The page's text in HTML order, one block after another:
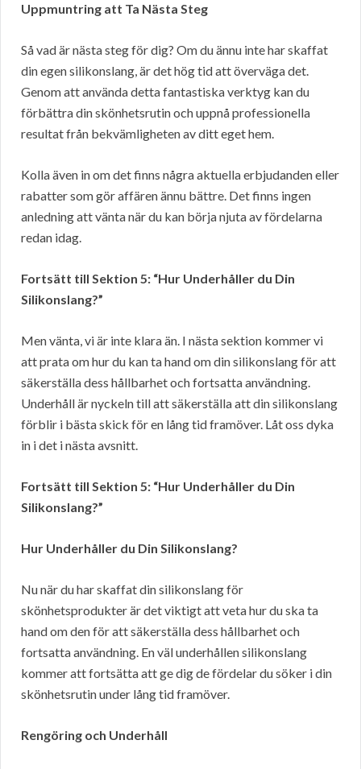
Uppmuntring att Ta Nästa Steg
Så vad är nästa steg för dig? Om du ännu inte har skaffat
din egen silikonslang, är det hög tid att överväga det.
Genom att använda detta fantastiska verktyg kan du
förbättra din skönhetsrutin och uppnå professionella
resultat från bekvämligheten av ditt eget hem.
Kolla även in om det finns några aktuella erbjudanden eller
rabatter som gör affären ännu bättre. Det finns ingen
anledning att vänta när du kan börja njuta av fördelarna
redan idag.
Fortsätt till Sektion 5: “Hur Underhåller du Din
Silikonslang?”
Men vänta, vi är inte klara än. I nästa sektion kommer vi
att prata om hur du kan ta hand om din silikonslang för att
säkerställa dess hållbarhet och fortsatta användning.
Underhåll är nyckeln till att säkerställa att din silikonslang
förblir i bästa skick för en lång tid framöver. Låt oss dyka
in i det i nästa avsnitt.
Fortsätt till Sektion 5: “Hur Underhåller du Din
Silikonslang?”
Hur Underhåller du Din Silikonslang?
Nu när du har skaffat din silikonslang för
skönhetsprodukter är det viktigt att veta hur du ska ta
hand om den för att säkerställa dess hållbarhet och
fortsatta användning. En väl underhållen silikonslang
kommer att fortsätta att ge dig de fördelar du söker i din
skönhetsrutin under lång tid framöver.
Rengöring och Underhåll